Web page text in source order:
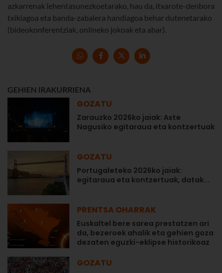
azkarrenak lehentasunezkoetarako, hau da, itxarote-denbora
txikiagoa eta banda-zabalera handiagoa behar dutenetarako
(bideokonferentziak, onlineko jokoak eta abar).
GEHIEN IRAKURRIENA
GOZATU
Zarauzko 2026ko jaiak: Aste
Nagusiko egitaraua eta kontzertuak
GOZATU
Portugaleteko 2026ko jaiak:
egitaraua eta kontzertuak, datak...
PRENTSA OHARRAK
Euskaltel bere sarea prestatzen ari
da, bezeroek ahalik eta gehien goza
dezaten eguzki-eklipse historikoaz
GOZATU